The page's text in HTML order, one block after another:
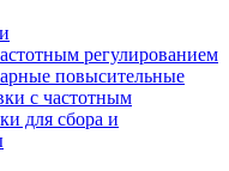
регулированием
повысительные
с частотным
для сбора и